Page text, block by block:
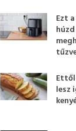
Ezt
lesz